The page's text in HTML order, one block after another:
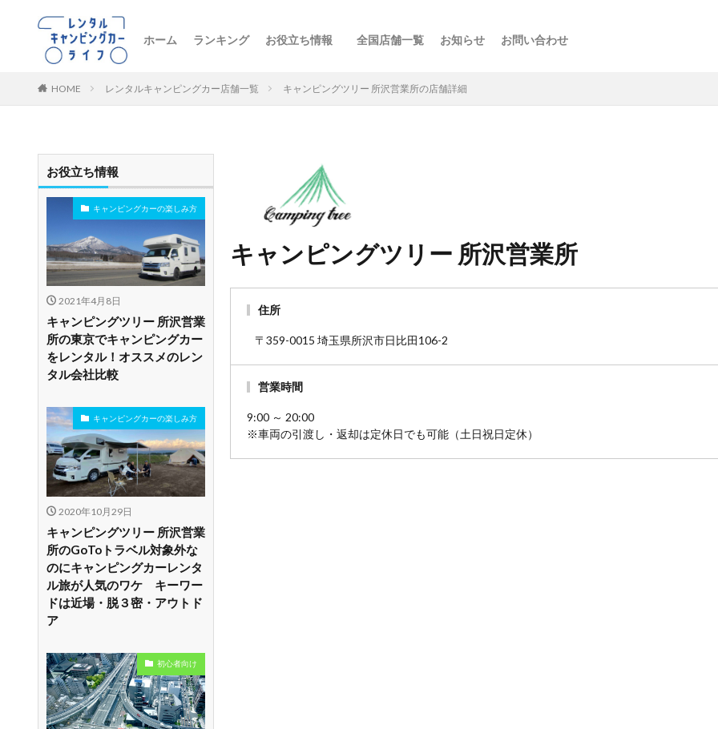
ホーム ランキング お役立ち情報 全国店舗一覧 お知らせ お問い合わせ
HOME レンタルキャンピングカー店舗一覧 キャンピングツリー 所沢営業所の店舗詳細
キャンピングツリー 所沢営業所
住所
〒359-0015 埼玉県所沢市日比田106-2
営業時間
9:00 ～ 20:00
※車両の引渡し・返却は定休日でも可能（土日祝日定休）
お役立ち情報
キャンピングカーの楽しみ方
2021年4月8日
キャンピングツリー 所沢営業
所の東京でキャンピングカー
をレンタル！オススメのレン
タル会社比較
キャンピングカーの楽しみ方
2020年10月29日
キャンピングツリー 所沢営業
所のGoToトラベル対象外な
のにキャンピングカーレンタ
ル旅が人気のワケ キーワー
ドは近場・脱３密・アウトド
ア
初心者向け